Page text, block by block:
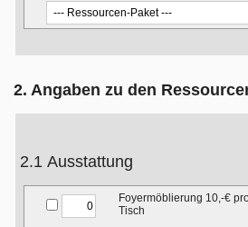
2. Angaben zu den
2.1 Ausstattung
Foyermöblierung 10,-€
Tisch